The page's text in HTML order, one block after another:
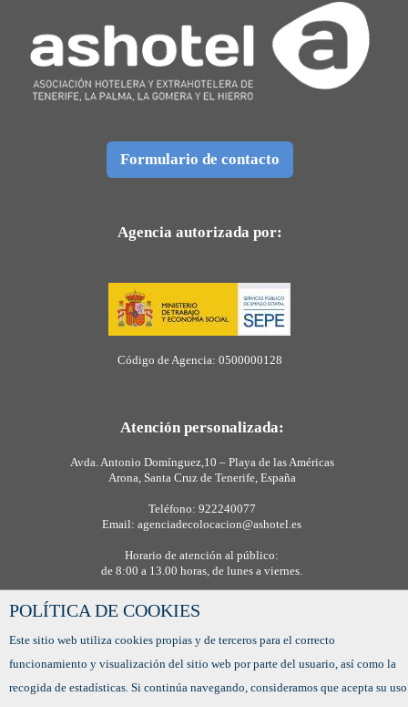
Formulario de contacto
Agencia autorizada por:
Código de Agencia: 0500000128
Atención personalizada:
Avda. Antonio Domínguez,10 – Playa de las Américas
Arona, Santa Cruz de Tenerife, España
Teléfono: 922240077
Email: agenciadecolocacion@ashotel.es
Horario de atención al público:
de 8:00 a 13.00 horas, de lunes a viernes.
POLÍTICA DE COOKIES
Este sitio web utiliza cookies propias y de terceros para el correcto
funcionamiento y visualización del sitio web por parte del usuario, así como la
recogida de estadísticas. Si continúa navegando, consideramos que acepta su